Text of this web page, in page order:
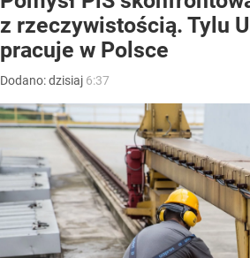
z rzeczywistością. Tylu
pracuje w Polsce
Dodano:dzisiaj 6:37